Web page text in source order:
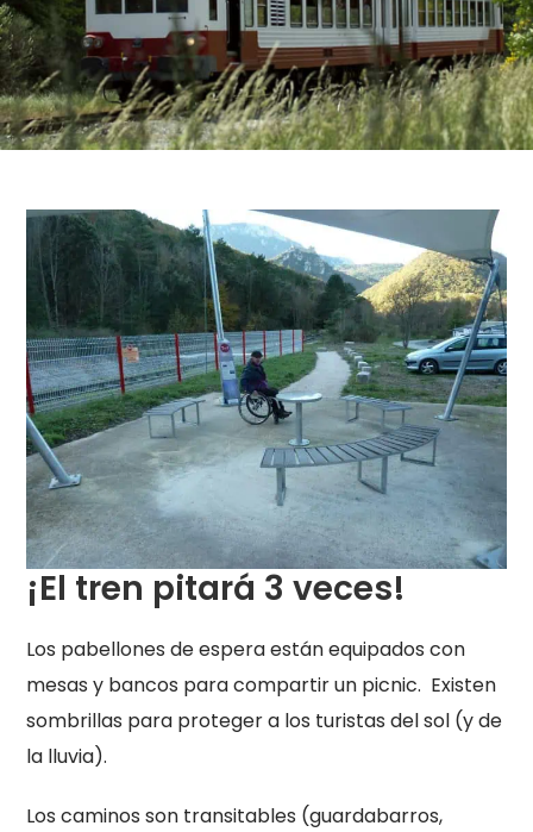
¡El tren pitará 3 veces!
Los pabellones de espera están equipados con
mesas y bancos para compartir un picnic. Existen
sombrillas para proteger a los turistas del sol (y de
la lluvia).
Los caminos son transitables (guardabarros,